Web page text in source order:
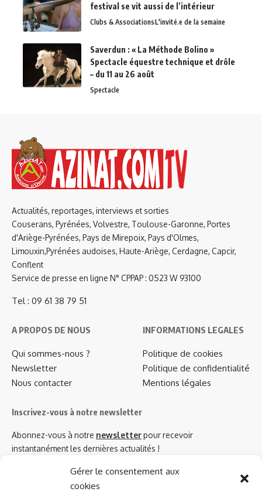
Gérer le consentement aux
cookies
festival se vit aussi de l’intérieur
Clubs & AssociationsL'invité.e de la semaine
Saverdun : « La Méthode Bolino »
Spectacle équestre technique et drôle
– du 11 au 26 août
Spectacle
Actualités, reportages, interviews et sorties
Couserans, Pyrénées, Volvestre, Toulouse-Garonne, Portes
d'Ariège-Pyrénées, Pays de Mirepoix, Pays d'Olmes,
Limouxin,Pyrénées audoises, Haute-Ariège, Cerdagne, Capcir,
Conflent
Service de presse en ligne N° CPPAP : 0523 W 93100
Tel : 09 61 38 79 51
A PROPOS DE NOUS
Qui sommes-nous ?
Newsletter
Nous contacter
INFORMATIONS LEGALES
Politique de cookies
Politique de confidentialité
Mentions légales
Inscrivez-vous à notre newsletter
Abonnez-vous à notre newsletterpour recevoir
instantanément les dernières actualités !
Azinat.com TV soutient